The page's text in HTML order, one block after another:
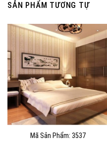
SẢN PHẨM TƯƠNG TỰ
Mã Sản Phẩm: 3537